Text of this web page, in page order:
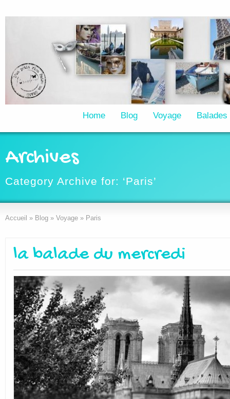
Home Blog Voyage Balades
Archives
Category Archive for: ‘Paris’
Accueil » Blog » Voyage » Paris
la balade du mercredi